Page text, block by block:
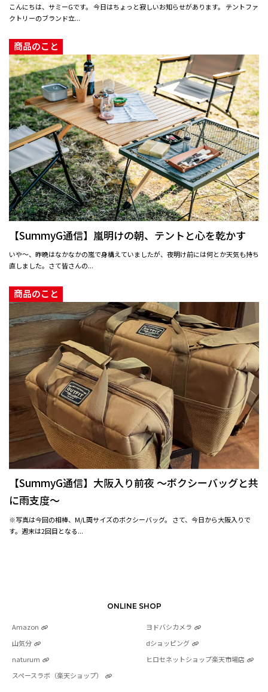
こんにちは、サミーGです。 今日はちょっと寂しいお知らせがあります。 テントファ
クトリーのブランド立...
商品のこと
【SummyG通信】嵐明けの朝、テントと心を乾かす
いや〜、昨晩はなかなかの嵐で身構えていましたが、夜明け前には何とか天気も持ち
直しました。さて皆さんの...
商品のこと
【SummyG通信】大阪入り前夜 〜ボクシーバッグと共
に雨支度〜
※写真は今回の相棒、M/L両サイズのボクシーバッグ。 さて、今日から大阪入りで
す。週末は2回目となる...
ONLINE SHOP
Amazon
ヨドバシカメラ
山気分
dショッピング
naturum
ヒロセネットショップ楽天市場店
スペースラボ（楽天ショップ）